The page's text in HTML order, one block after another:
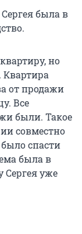
была в
но
Квартира
от продажи
Все
были. Такое
совместно
спасти
была в
Сергея уже